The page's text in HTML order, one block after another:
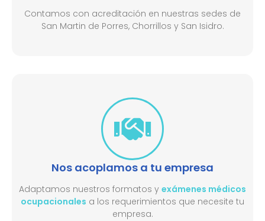
Contamos con acreditación en nuestras sedes de
San Martin de Porres, Chorrillos y San Isidro.
Nos acoplamos a tu empresa
Adaptamos nuestros formatos y exámenes médicos
ocupacionales a los requerimientos que necesite tu
empresa.